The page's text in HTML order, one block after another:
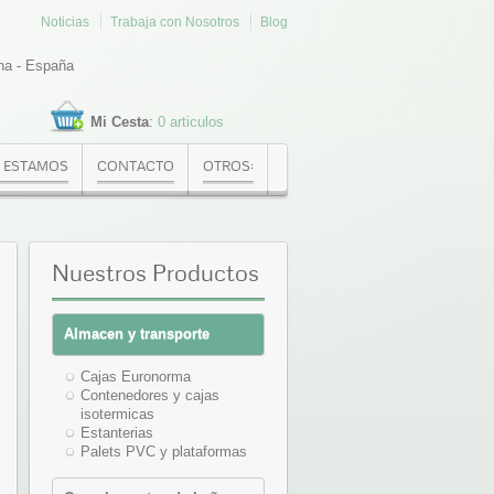
Noticias Trabaja con Nosotros Blog
- España
Mi Cesta: 0 articulos
CONTACTO OTROS:
Nuestros Productos
Almacen y transporte
Cajas Euronorma
Contenedores y cajas
isotermicas
Estanterias
Palets PVC y plataformas